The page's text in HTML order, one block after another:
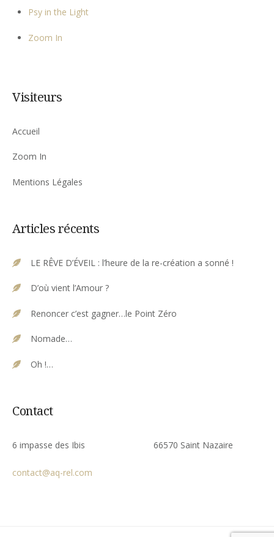
Psy in the Light
Zoom In
Visiteurs
Accueil
Zoom In
Mentions Légales
Articles récents
LE RÊVE D’ÉVEIL : l’heure de la re-création a sonné !
D’où vient l’Amour ?
Renoncer c’est gagner…le Point Zéro
Nomade…
Oh !…
Contact
6 impasse des Ibis 66570 Saint Nazaire
contact@aq-rel.com